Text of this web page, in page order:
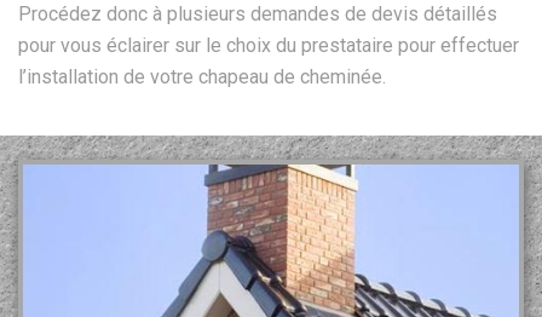
Procédez donc à plusieurs demandes de devis détaillés
pour vous éclairer sur le choix du prestataire pour effectuer
l’installation de votre chapeau de cheminée.